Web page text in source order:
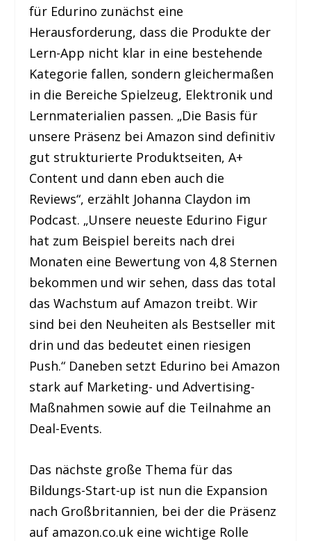
für Edurino zunächst eine
Herausforderung, dass die Produkte der
Lern-App nicht klar in eine bestehende
Kategorie fallen, sondern gleichermaßen
in die Bereiche Spielzeug, Elektronik und
Lernmaterialien passen. „Die Basis für
unsere Präsenz bei Amazon sind definitiv
gut strukturierte Produktseiten, A+
Content und dann eben auch die
Reviews“, erzählt Johanna Claydon im
Podcast. „Unsere neueste Edurino Figur
hat zum Beispiel bereits nach drei
Monaten eine Bewertung von 4,8 Sternen
bekommen und wir sehen, dass das total
das Wachstum auf Amazon treibt. Wir
sind bei den Neuheiten als Bestseller mit
drin und das bedeutet einen riesigen
Push.“ Daneben setzt Edurino bei Amazon
stark auf Marketing- und Advertising-
Maßnahmen sowie auf die Teilnahme an
Deal-Events.
Das nächste große Thema für das
Bildungs-Start-up ist nun die Expansion
nach Großbritannien, bei der die Präsenz
auf amazon.co.uk eine wichtige Rolle